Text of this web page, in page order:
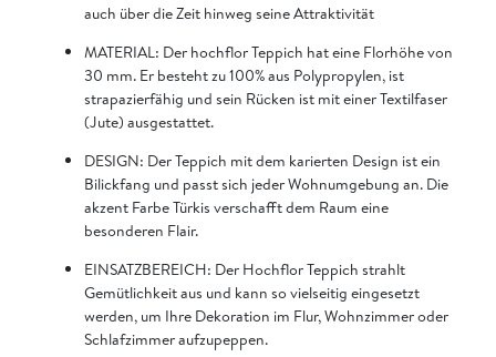
auch über die Zeit hinweg seine Attraktivität
MATERIAL: Der hochflor Teppich hat eine Florhöhe von
30 mm. Er besteht zu 100% aus Polypropylen, ist
strapazierfähig und sein Rücken ist mit einer Textilfaser
(Jute) ausgestattet.
DESIGN: Der Teppich mit dem karierten Design ist ein
Bilickfang und passt sich jeder Wohnumgebung an. Die
akzent Farbe Türkis verschafft dem Raum eine
besonderen Flair.
EINSATZBEREICH: Der Hochflor Teppich strahlt
Gemütlichkeit aus und kann so vielseitig eingesetzt
werden, um Ihre Dekoration im Flur, Wohnzimmer oder
Schlafzimmer aufzupeppen.